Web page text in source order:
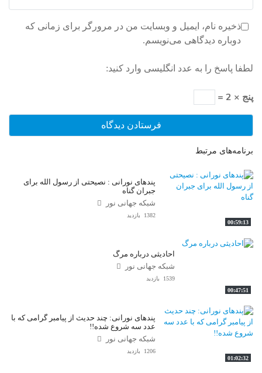
ذخیره نام، ایمیل و وبسایت من در مرورگر برای زمانی که
دوباره دیدگاهی می‌نویسم.
لطفا پاسخ را به عدد انگلیسی وارد کنید:
پنج × 2 =
برنامه‌های مرتبط
00:59:13
پندهای نورانی : نصیحتی از رسول الله برای
جبران گناه
شبکه جهانی نور
1382 بازدید
00:47:51
احادیثی درباره مرگ
شبکه جهانی نور
1539 بازدید
01:02:32
پندهای نورانی: چند حدیث از پیامبر گرامی که با
عدد سه شروع شده!!
شبکه جهانی نور
1206 بازدید